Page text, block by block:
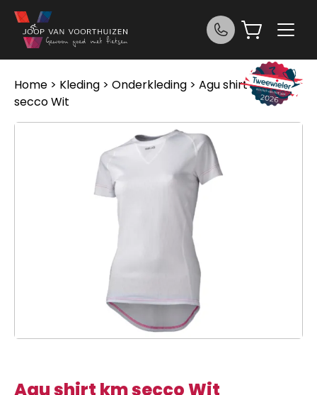
Ga naar de inhoud
Home > Kleding > Onderkleding > Agu shirt km
secco Wit
Agu shirt km secco Wit